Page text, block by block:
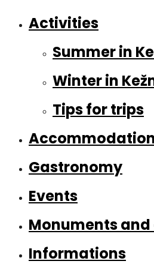
Activities
Summer in
Winter in
Tips for trips
Gastronomy
Events
Monuments
Informations